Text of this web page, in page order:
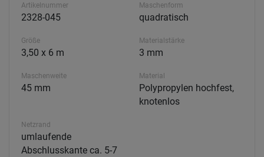
Artikelnummer
2328-045
Maschenform
quadratisch
Größe
3,50 x 6 m
Materialstärke
3 mm
Maschenweite
45 mm
Material
Polypropylen hochfest,
knotenlos
Netzrand
umlaufende
Abschlusskante ca. 5-7